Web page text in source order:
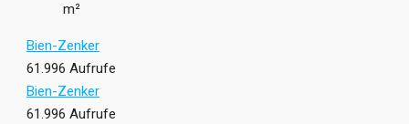
m²
Bien-Zenker
61.996 Aufrufe
Bien-Zenker
61.996 Aufrufe